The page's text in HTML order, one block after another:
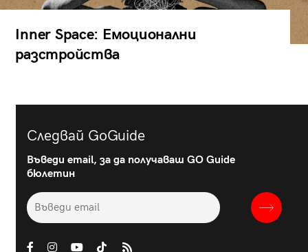
Inner Space: Емоционални
разстройства
Следвай GoGuide
Въведи email, за да получаваш GO Guide
бюлетин